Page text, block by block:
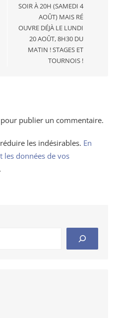
SOIR À 20H (SAMEDI 4
AOÛT) MAIS RÉ
OUVRE DÉJÀ LE LUNDI
20 AOÛT, 8H30 DU
MATIN ! STAGES ET
TOURNOIS !
pour publier un commentaire.
les indésirables. En
les données de vos
.